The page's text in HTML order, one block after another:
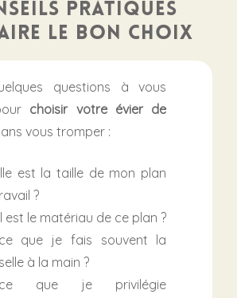
pratiques
le bon choix
questions à vous
choisir votre évier de
vous tromper :
est la taille de mon plan
?
est le matériau de ce plan ?
que je fais souvent la
à la main ?
ce que je privilégie